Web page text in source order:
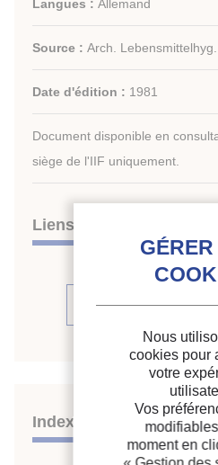
Langues : Allemand
Source : Arch.
Date d'édition : 1981
Document disponible en
siège de l'IIF uniquement.
Liens
Voir la
Indexation
Nous
cookies pour
votre
Vos
moment en